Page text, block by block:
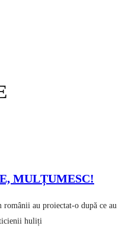
MULȚUMESC!
au proiectat-o după ce au
huliți